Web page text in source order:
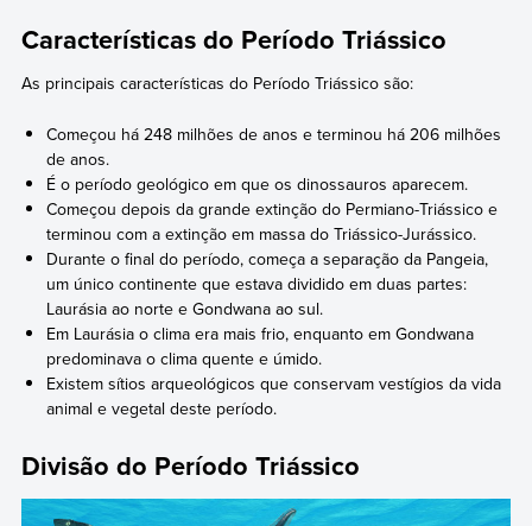
Características do Período Triássico
As principais características do Período Triássico são:
Começou há 248 milhões de anos e terminou há 206 milhões
de anos.
É o período geológico em que os dinossauros aparecem.
Começou depois da grande extinção do Permiano-Triássico e
terminou com a extinção em massa do Triássico-Jurássico.
Durante o final do período, começa a separação da Pangeia,
um único continente que estava dividido em duas partes:
Laurásia ao norte e Gondwana ao sul.
Em Laurásia o clima era mais frio, enquanto em Gondwana
predominava o clima quente e úmido.
Existem sítios arqueológicos que conservam vestígios da vida
animal e vegetal deste período.
Divisão do Período Triássico